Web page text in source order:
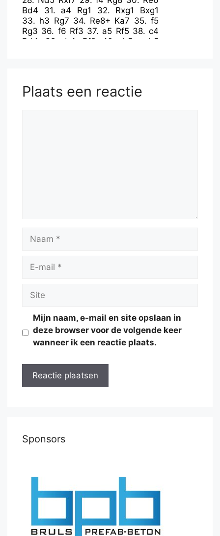
Bd4
31. a4 Rg1 32. Rxg1
Bxg1
33. h3 Rg7 34. Re8+ Ka7 35.f5
Rg3 36. f6 Rf3 37. a5 Rf5 38. c4
Bd4
39. b4 Rf2 40. b5
axb5
Plaats een reactie
Naam
Site
Mijn naam, e-mail en site opslaan in
deze browser voor de volgende keer
wanneer ik een reactie plaats.
Sponsors